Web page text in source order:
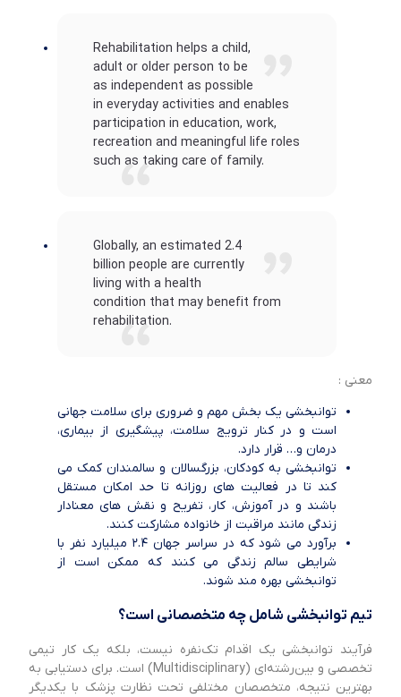
Rehabilitation helps a child,
adult or older person to be
as independent as possible
in everyday activities and enables
participation in education, work,
recreation and meaningful life roles
such as taking care of family.
Globally, an estimated 2.4
billion people are currently
living with a health
condition that may benefit from
rehabilitation.
معنی :
توانبخشی یک بخش مهم و ضروری برای سلامت جهانی
است و در کنار ترویج سلامت، پیشگیری از بیماری،
درمان و… قرار دارد.
توانبخشی به کودکان، بزرگسالان و سالمندان کمک می
کند تا در فعالیت های روزانه تا حد امکان مستقل
باشند و در آموزش، کار، تفریح و نقش های معنادار
زندگی مانند مراقبت از خانواده مشارکت کنند.
برآورد می شود که در سراسر جهان ۲.۴ میلیارد نفر با
شرایطی سالم زندگی می کنند که ممکن است از
توانبخشی بهره مند شوند.
تیم توانبخشی شامل چه متخصصانی است؟
فرآیند توانبخشی یک اقدام تک‌نفره نیست، بلکه یک کار تیمی
تخصصی و بین‌رشته‌ای (Multidisciplinary) است. برای دستیابی به
بهترین نتیجه، متخصصان مختلفی تحت نظارت پزشک با یکدیگر